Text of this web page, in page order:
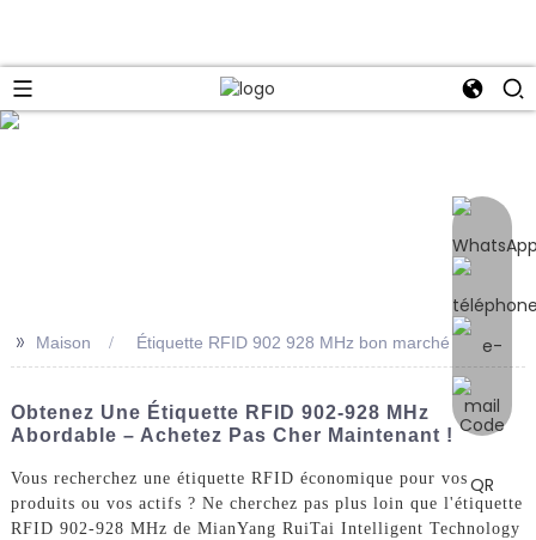
>> Maison Étiquette RFID 902 928 MHz bon marché
Obtenez Une Étiquette RFID 902-928 MHz
Abordable – Achetez Pas Cher Maintenant !
Vous recherchez une étiquette RFID économique pour vos
produits ou vos actifs ? Ne cherchez pas plus loin que l'étiquette
RFID 902-928 MHz de MianYang RuiTai Intelligent Technology